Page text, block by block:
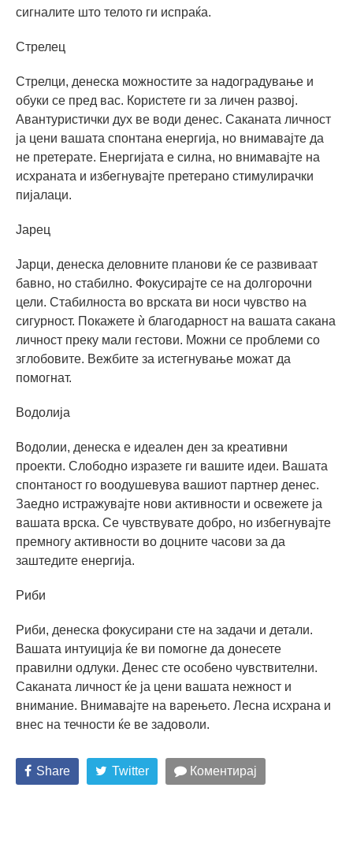
сигналите што телото ги испраќа.
Стрелец
Стрелци, денеска можностите за надоградување и
обуки се пред вас. Користете ги за личен развој.
Авантуристички дух ве води денес. Саканата личност
ја цени вашата спонтана енергија, но внимавајте да
не претерате. Енергијата е силна, но внимавајте на
исхраната и избегнувајте претерано стимулирачки
пијалаци.
Јарец
Јарци, денеска деловните планови ќе се развиваат
бавно, но стабилно. Фокусирајте се на долгорочни
цели. Стабилноста во врската ви носи чувство на
сигурност. Покажете ѝ благодарност на вашата сакана
личност преку мали гестови. Можни се проблеми со
зглобовите. Вежбите за истегнување можат да
помогнат.
Водолија
Водолии, денеска е идеален ден за креативни
проекти. Слободно изразете ги вашите идеи. Вашата
спонтаност го воодушевува вашиот партнер денес.
Заедно истражувајте нови активности и освежете ја
вашата врска. Се чувствувате добро, но избегнувајте
премногу активности во доцните часови за да
заштедите енергија.
Риби
Риби, денеска фокусирани сте на задачи и детали.
Вашата интуиција ќе ви помогне да донесете
правилни одлуки. Денес сте особено чувствителни.
Саканата личност ќе ја цени вашата нежност и
внимание. Внимавајте на варењето. Лесна исхрана и
внес на течности ќе ве задоволи.
Share Twitter Коментирај